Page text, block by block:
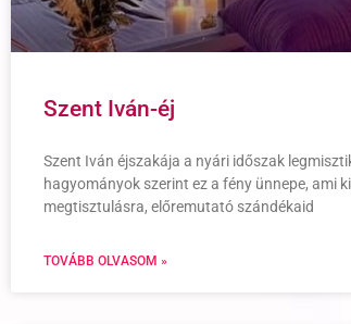
Szent Iván-éj
Szent Iván éjszakája a nyári időszak
hagyományok szerint ez a fény ünnepe, ami
megtisztulásra, előremutató szándékaid
TOVÁBB OLVASOM »